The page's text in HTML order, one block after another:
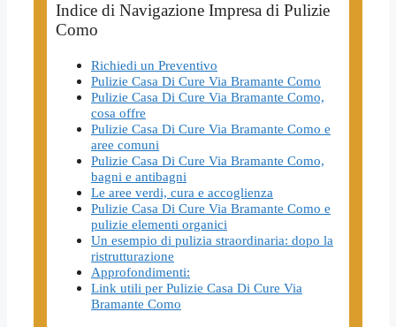
Indice di Navigazione Impresa di Pulizie
Como
Richiedi un Preventivo
Pulizie Casa Di Cure Via Bramante Como
Pulizie Casa Di Cure Via Bramante Como,
cosa offre
Pulizie Casa Di Cure Via Bramante Como e
aree comuni
Pulizie Casa Di Cure Via Bramante Como,
bagni e antibagni
Le aree verdi, cura e accoglienza
Pulizie Casa Di Cure Via Bramante Como e
pulizie elementi organici
Un esempio di pulizia straordinaria: dopo la
ristrutturazione
Approfondimenti:
Link utili per Pulizie Casa Di Cure Via
Bramante Como